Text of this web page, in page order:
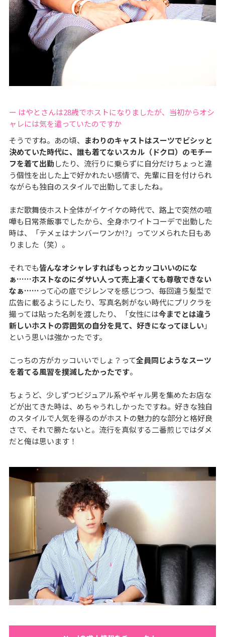
ー はやとさんは28歳でホストになりましたが、当初からオシ
ャレには気を遣っていたのですか
そうですね。あの頃、 まわりのキャストはスーツでビシッと
決めていた時代に、誰も着てないスカル（ドクロ）のモチー
フを着て出勤したり、流行りに乗らずに自分だけちょっと違
う個性を出した上で好かれたい感情で、先輩に目を付けられ
ながらも独自のスタイルで出勤してましたね。
まだ歌舞伎ホスト全体がイケイケの時代で、路上で突然の喧
嘩も日常茶飯事でしたから、全身ホワイトコーデで出勤した
時は、「テメェはナンバーワンか!?」ってツメられた日もあ
りました（笑）。
それでも皆んなオシャレすればもっとカッコいいのにな
ぁ……ホストなのにダサい人って売上凄くても尊敬できない
なぁ……って心の底でジレンマを感じつつ、毎回違う髪型で
広告に載るようにしたり、写真名刺がない時代にプリクラを
撮っては貼った名刺を渡したり、「女性には今までとは違う
新しいホストの雰囲気の自分を見て、好きになってほしい」
という思いは強かったです。
こっちの方がカッコいいでしょ？って全員同じようなスーツ
を着てる風習を撲滅したかったです。
ちょうど、少しずつビジュアル系やギャル男を集めたお店な
どが出てきた時は、めちゃうれしかったですね。好きな独自
のスタイルで人気を得るのがホストの魅力的な部分と格好良
さで、それで勝たないと。流行を真似する二番煎じではダメ
だと俺は思います！